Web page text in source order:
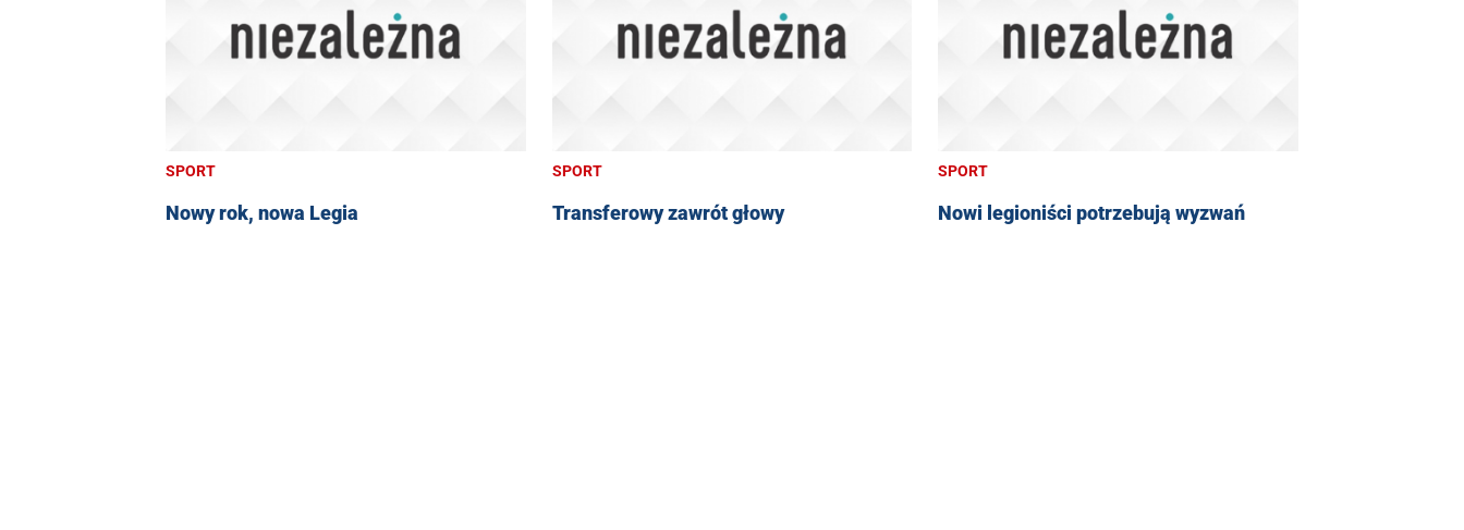
SPORT
Nowy rok, nowa Legia
SPORT
Transferowy zawrót głowy
SPORT
Nowi legioniści potrzebują wyzwań